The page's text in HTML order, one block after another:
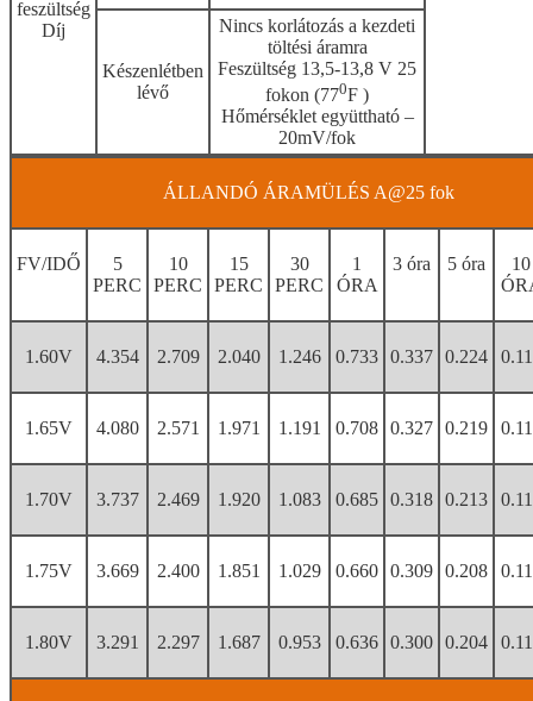
feszültség
Díj
Készenlétben
lévő
Nincs korlátozás a kezdeti
töltési áramra
Feszültség 13,5-13,8 V 25
fokon (770F )
Hőmérséklet együttható –
20mV/fok
ÁLLANDÓ ÁRAMÜLÉS A@25 fok
FV/IDŐ
5
PERC
10
PERC
15
PERC
30
PERC
1
ÓRA
3 óra 5 óra
10
1.60V 4.354 2.709 2.040 1.246 0.733 0.337 0.224
1.65V 4.080 2.571 1.971 1.191 0.708 0.327 0.219
1.70V 3.737 2.469 1.920 1.083 0.685 0.318 0.213
1.75V 3.669 2.400 1.851 1.029 0.660 0.309 0.208
1.80V 3.291 2.297 1.687 0.953 0.636 0.300 0.204